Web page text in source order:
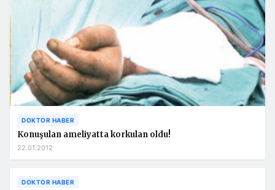
DOKTOR HABER
Konuşulan ameliyatta korkulan oldu!
22.01.2012
DOKTOR HABER